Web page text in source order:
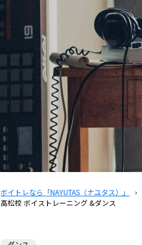
ボイトレなら「NAYUTAS（ナユタス）」 ›
高松校 ボイストレーニング &ダンス